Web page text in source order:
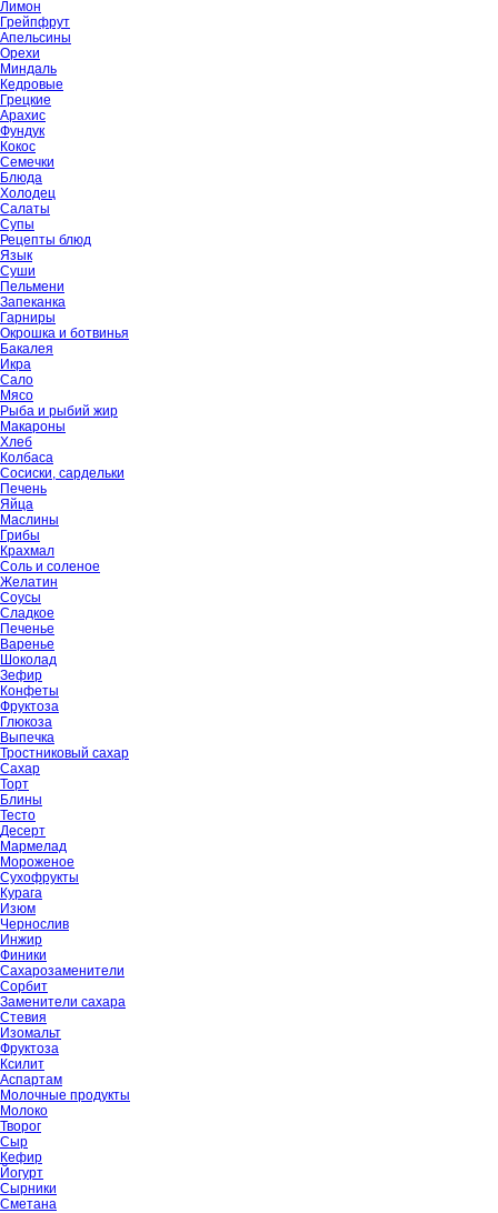
Лимон
Грейпфрут
Апельсины
Орехи
Миндаль
Кедровые
Грецкие
Арахис
Фундук
Кокос
Семечки
Блюда
Холодец
Салаты
Супы
Рецепты блюд
Язык
Суши
Пельмени
Запеканка
Гарниры
Окрошка и ботвинья
Бакалея
Икра
Сало
Мясо
Рыба и рыбий жир
Макароны
Хлеб
Колбаса
Сосиски, сардельки
Печень
Яйца
Маслины
Грибы
Крахмал
Соль и соленое
Желатин
Соусы
Сладкое
Печенье
Варенье
Шоколад
Зефир
Конфеты
Фруктоза
Глюкоза
Выпечка
Тростниковый сахар
Сахар
Торт
Блины
Тесто
Десерт
Мармелад
Мороженое
Сухофрукты
Курага
Изюм
Чернослив
Инжир
Финики
Сахарозаменители
Сорбит
Заменители сахара
Стевия
Изомальт
Фруктоза
Ксилит
Аспартам
Молочные продукты
Молоко
Творог
Сыр
Кефир
Йогурт
Сырники
Сметана